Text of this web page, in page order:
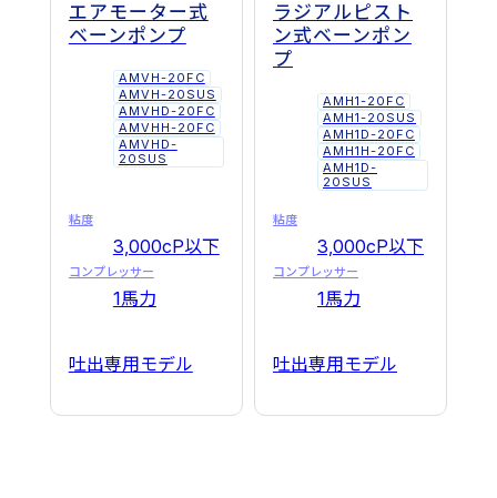
エアモーター式
ベーンポンプ
AMVH-20FC
AMVH-20SUS
AMVHD-20FC
AMVHH-20FC
AMVHD-
20SUS
粘度
3,000cP以下
コンプレッサー
1馬力
吐出専用モデル
ラジアルピスト
ン式ベーンポン
プ
AMH1-20FC
AMH1-20SUS
AMH1D-20FC
AMH1H-20FC
AMH1D-
20SUS
粘度
3,000cP以下
コンプレッサー
1馬力
吐出専用モデル